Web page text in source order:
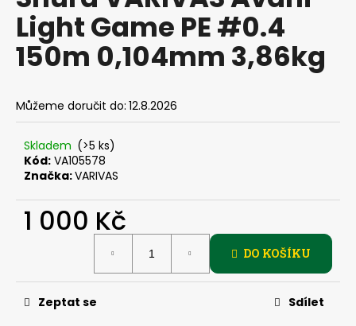
0,0
5
hvězdiček.
Light Game PE #0.4
150m 0,104mm 3,86kg
Můžeme doručit do: 12.8.2026
Skladem (>5 ks)
Kód: VA105578
Značka:VARIVAS
1 000 Kč
DO KOŠÍKU
Zeptat se Sdílet
a
j
í
?
p
o